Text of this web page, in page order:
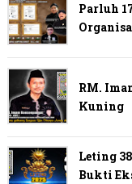
Parluh
RM.
Kuning
Leting
Bukti